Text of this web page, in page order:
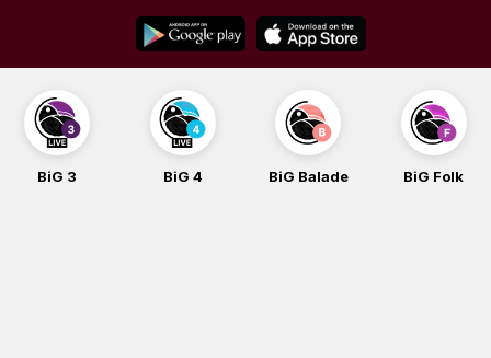
content
BiG 4 BiG Balade BiG Folk BiG iG